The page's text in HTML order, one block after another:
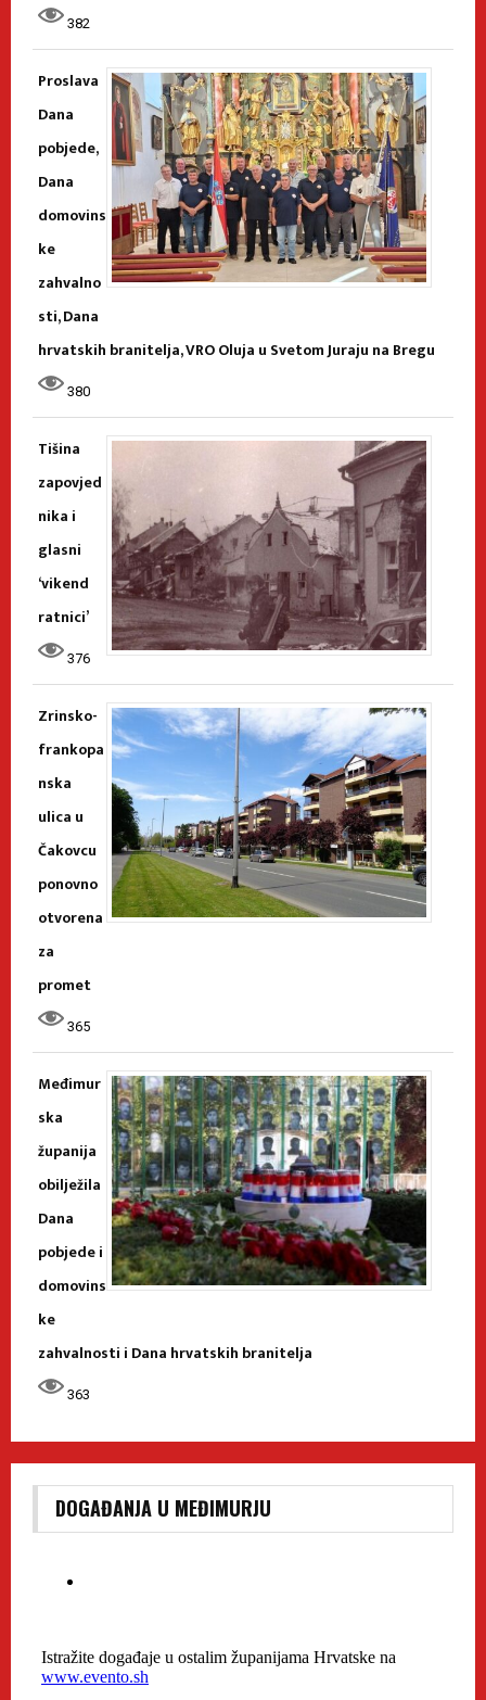
382
Proslava
Dana
pobjede,
Dana
domovins
ke
zahvalno
sti, Dana
hrvatskih branitelja, VRO Oluja u Svetom Juraju na Bregu
380
Tišina
zapovjed
nika i
glasni
‘vikend
ratnici’
376
Zrinsko-
frankopa
nska
ulica u
Čakovcu
ponovno
otvorena
za
promet
365
Međimur
ska
županija
obilježila
Dana
pobjede i
domovins
ke
zahvalnosti i Dana hrvatskih branitelja
363
DOGAĐANJA U MEĐIMURJU